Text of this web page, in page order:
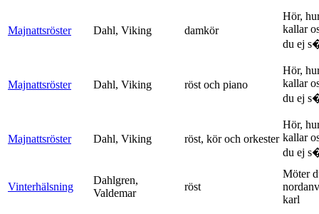
Majnattsröster Dahl, Viking damkör
Hör,
kallar
du ej
Majnattsröster Dahl, Viking röst och piano
Hör,
kallar
du ej
Majnattsröster Dahl, Viking röst, kör och orkester
Hör,
kallar
du ej
Vinterhälsning
Dahlgren,
Valdemar
röst
Möter
karl